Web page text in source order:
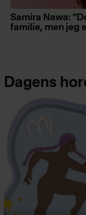
Samira Nawa:
familie, men jeg
Dagens